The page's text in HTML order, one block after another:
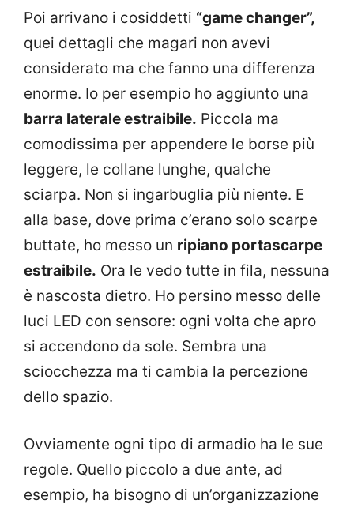
Poi arrivano i cosiddetti “game changer”,
quei dettagli che magari non avevi
considerato ma che fanno una differenza
enorme. Io per esempio ho aggiunto una
barra laterale estraibile. Piccola ma
comodissima per appendere le borse più
leggere, le collane lunghe, qualche
sciarpa. Non si ingarbuglia più niente. E
alla base, dove prima c’erano solo scarpe
buttate, ho messo un ripiano portascarpe
estraibile. Ora le vedo tutte in fila, nessuna
è nascosta dietro. Ho persino messo delle
luci LED con sensore: ogni volta che apro
si accendono da sole. Sembra una
sciocchezza ma ti cambia la percezione
dello spazio.
Ovviamente ogni tipo di armadio ha le sue
regole. Quello piccolo a due ante, ad
esempio, ha bisogno di un’organizzazione